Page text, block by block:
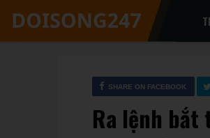
SHARE ON FACEBOOK
Ra lệnh bắt